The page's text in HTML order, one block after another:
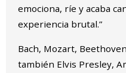
emociona, ríe y acaba
experiencia brutal.”
Bach, Mozart,
también Elvis Presley,